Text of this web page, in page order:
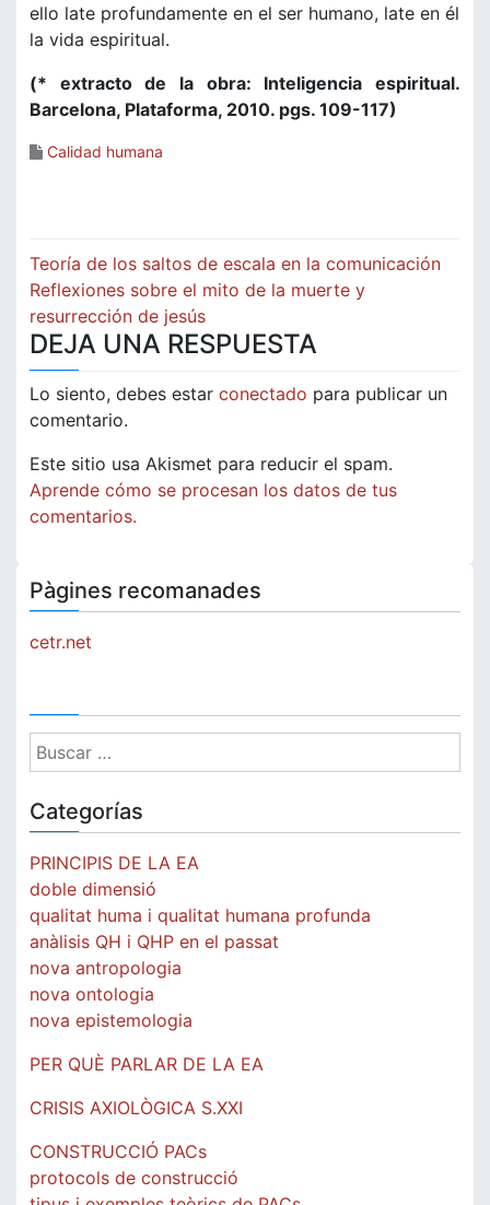
ello late profundamente en el ser humano, late en él
la vida espiritual.
(* extracto de la obra: Inteligencia espiritual.
Barcelona, Plataforma, 2010. pgs. 109-117)
Calidad humana
Navegación
de
entradas
Teoría de los saltos de escala en la comunicación
Reflexiones sobre el mito de la muerte y
resurrección de jesús
DEJA UNA RESPUESTA
Lo siento, debes estar conectado para publicar un
comentario.
Este sitio usa Akismet para reducir el spam.
Aprende cómo se procesan los datos de tus
comentarios.
Pàgines recomanades
cetr.net
Buscar:
Categorías
PRINCIPIS DE LA EA
doble dimensió
qualitat huma i qualitat humana profunda
anàlisis QH i QHP en el passat
nova antropologia
nova ontologia
nova epistemologia
PER QUÈ PARLAR DE LA EA
CRISIS AXIOLÒGICA S.XXI
CONSTRUCCIÓ PACs
protocols de construcció